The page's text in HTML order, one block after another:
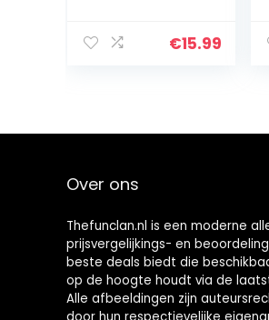
Ballonnen met
€15.99
Over ons
Thefunclan.nl is een moderne
prijsvergelijkings- en
beste deals biedt die
op de hoogte houdt via de
Alle afbeeldingen zijn